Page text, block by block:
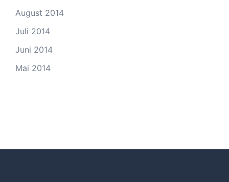
August 2014
Juli 2014
Juni 2014
Mai 2014